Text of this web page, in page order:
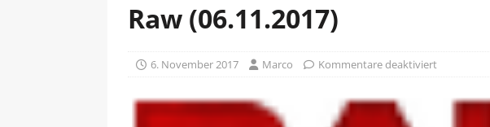
Raw (06.11.2017)
6. November 2017 Marco Kommentare deaktiviert